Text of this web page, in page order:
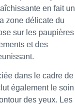
en fait un
zone délicate du
sur les paupières
et des
dans le cadre de
également le soin
des yeux. Les